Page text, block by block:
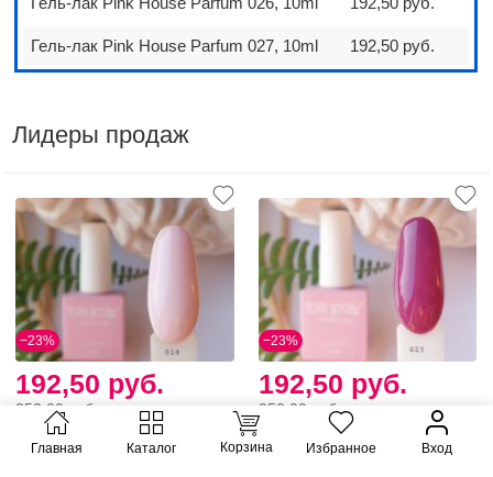
Гель-лак Pink House Parfum 027, 10ml 192,50 руб.
Лидеры продаж
−23%
192,50 руб.
250,00 руб.
В наличии
−23%
192,50 руб.
250,00 руб.
В наличии
Главная Каталог Корзина Избранное Вход